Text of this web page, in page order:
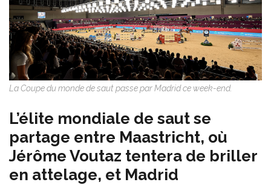
La Coupe du monde de saut passe par Madrid ce week-end.
L’élite mondiale de saut se
partage entre Maastricht, où
Jérôme Voutaz tentera de briller
en attelage, et Madrid